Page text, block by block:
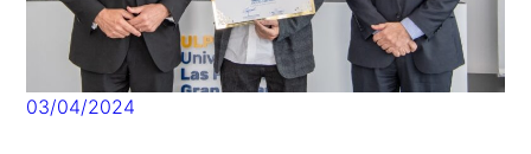
03/04/2024